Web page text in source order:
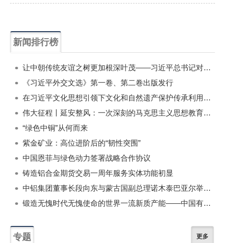
新闻排行榜
让中朝传统友谊之树更加根深叶茂——习近平总书记对朝鲜进行国事访问纪实
《习近平外交文选》第一卷、第二卷出版发行
在习近平文化思想引领下文化和自然遗产保护传承利用工作开创新局面
伟大征程丨延安整风：一次深刻的马克思主义思想教育运动
“绿色中铜”从何而来
紫金矿业：高位进阶后的“韧性突围”
中国恩菲与绿色动力签署战略合作协议
铸造铝合金期货交易一周年服务实体功能初显
中铝集团董事长段向东与蒙古国副总理诺木泰巴亚尔举行会谈
锻造无愧时代无愧使命的世界一流新质产能——中国有色金属工业的战略应对与破局之道（二）
专题 更多